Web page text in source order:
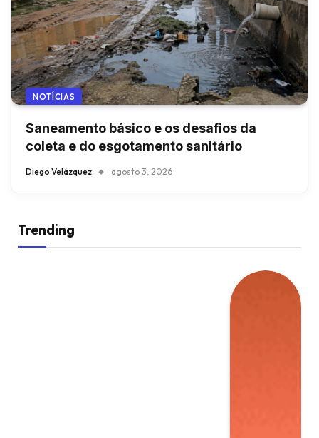
NOTÍCIAS
Saneamento básico e os desafios da
coleta e do esgotamento sanitário
Diego Velázquez agosto 3, 2026
Trending